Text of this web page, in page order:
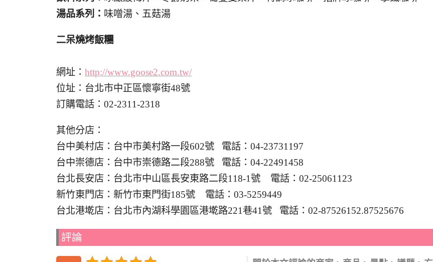
湯品系列： 味噌湯、五菇湯
二呆燒烤飯糰
網址： http://www.goose2.com.tw/
位址：台北市中正區懷寧街48號
訂購電話：02-2311-2318
其他分店：
台中美村店：台中市美村路一段602號 電話：04-23731197
台中崇德店：台中市崇德路二段288號 電話：04-22491458
台北長安店：台北市中山區長安東路二段118-1號 電話：02-25061123
新竹東門店：新竹市東門街185號 電話：03-5259449
台北港墘店：台北市內湖科學園區港墘路221巷41號 電話：02-87526152.87525676
評論